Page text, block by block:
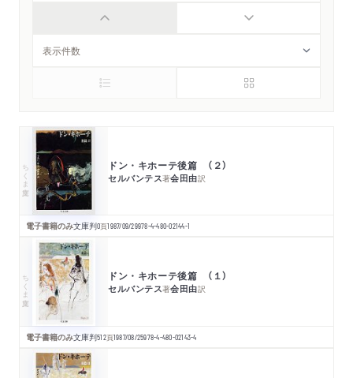
ちくま文庫 ドン・キホーテ後篇 （２）
セルバンテス著会田由訳
電子書籍のみ文庫判0頁1987/09/29978-4-480-02144-1
ちくま文庫 ドン・キホーテ後篇 （１）
セルバンテス著会田由訳
電子書籍のみ文庫判512頁1987/08/25978-4-480-02143-4